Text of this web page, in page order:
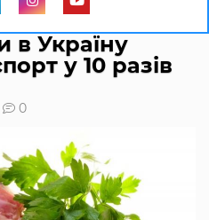
в Україну
у 10 разів
0